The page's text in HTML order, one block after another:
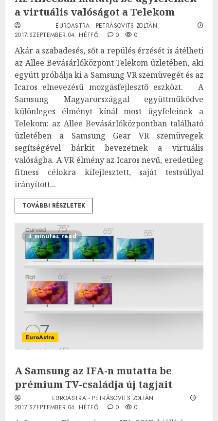
a virtuális valóságot a Telekom
EUROASTRA - PETRÁSOVITS ZOLTÁN
2017.SZEPTEMBER.04. HÉTFŐ.
0 0
Akár a szabadesés, sőt a repülés érzését is átélheti
az Allee Bevásárlóközpont Telekom üzletében, aki
együtt próbálja ki a Samsung VR szemüvegét és az
Icaros elnevezésű mozgásfejlesztő eszközt. A
Samsung Magyarországgal együttműködve
különleges élményt kínál most ügyfeleinek a
Telekom: az Allee Bevásárlóközpontban található
üzletében a Samsung Gear VR szemüvegek
segítségével bárkit bevezetnek a virtuális
valóságba. A VR élmény az Icaros nevű, eredetileg
fitness célokra kifejlesztett, saját testsúllyal
irányított...
TOVÁBBI RÉSZLETEK
4 minutes read
EuroAstra
A Samsung az IFA-n mutatta be
prémium TV-családja új tagjait
EUROASTRA - PETRÁSOVITS ZOLTÁN
2017.SZEPTEMBER.04. HÉTFŐ.
0 0